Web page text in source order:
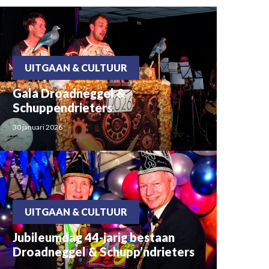
UITGAAN & CULTUUR
Gala Droadneggel &
Schuppendrieters
30 januari 2026
UITGAAN & CULTUUR
Jubileumdag 44-jarig bestaan
Droadneggel & Schupp’ndrieters